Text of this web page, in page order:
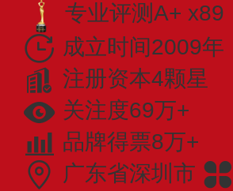
专业评测A+ x89
成立时间2009年
注册资本4颗星
关注度69万+
品牌得票8万+
广东省深圳市